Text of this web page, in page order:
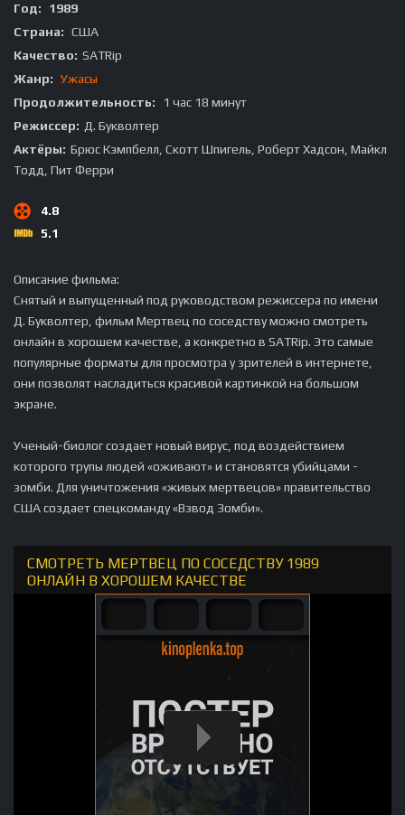
Год:
1989
Страна: США
Качество: SATRip
Жанр: Ужасы
Продолжительность:
1 час 18 минут
Режиссер: Д. Букволтер
Актёры: Брюс Кэмпбелл, Скотт Шпигель, Роберт Хадсон, Майкл
Тодд, Пит Ферри
4.8
5.1
Описание фильма:
Снятый и выпущенный под руководством режиссера по имени
Д. Букволтер, фильм Мертвец по соседству можно смотреть
онлайн в хорошем качестве, а конкретно в SATRip. Это самые
популярные форматы для просмотра у зрителей в интернете,
они позволят насладиться красивой картинкой на большом
экране.
Ученый-биолог создает новый вирус, под воздействием
которого трупы людей «оживают» и становятся убийцами -
зомби. Для уничтожения «живых мертвецов» правительство
США создает спецкоманду «Взвод Зомби».
СМОТРЕТЬ МЕРТВЕЦ ПО СОСЕДСТВУ 1989
ОНЛАЙН В ХОРОШЕМ КАЧЕСТВЕ